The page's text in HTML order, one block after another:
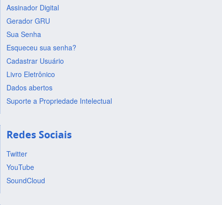
Assinador Digital
Gerador GRU
Sua Senha
Esqueceu sua senha?
Cadastrar Usuário
Livro Eletrônico
Dados abertos
Suporte a Propriedade Intelectual
Redes Sociais
Twitter
YouTube
SoundCloud